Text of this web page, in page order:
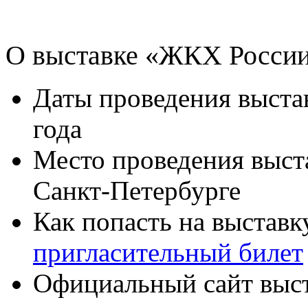
О выставке «ЖКХ
Даты проведения
года
Место проведения
Санкт-Петербурге
Как попасть на
пригласительный билет
Официальный сайт